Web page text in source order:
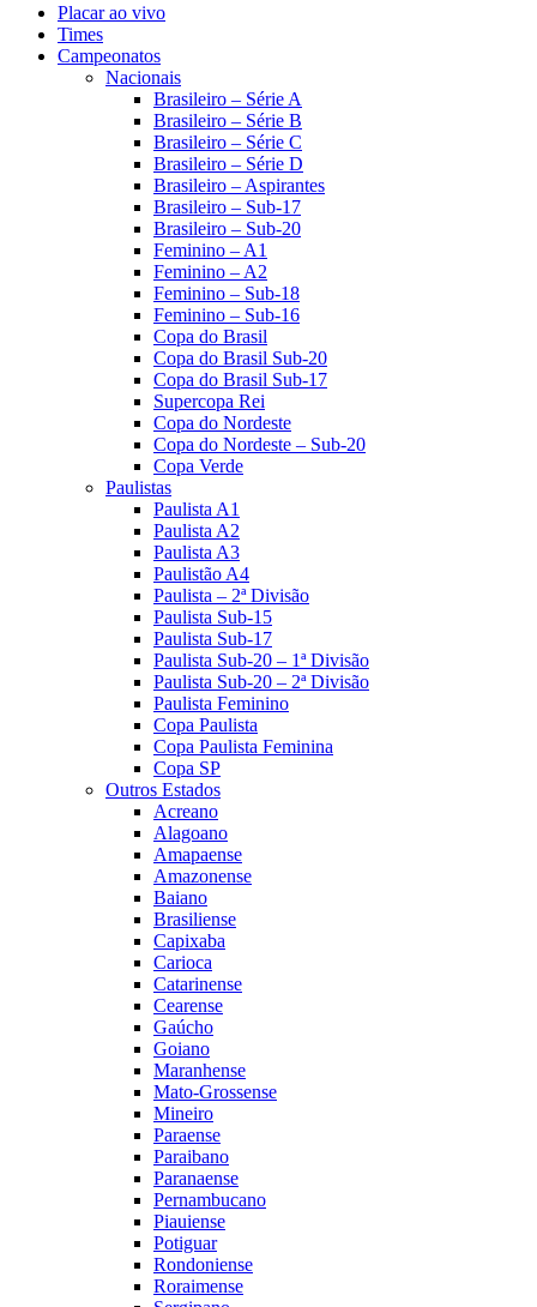
Placar ao vivo
Times
Campeonatos
Nacionais
Brasileiro – Série A
Brasileiro – Série B
Brasileiro – Série C
Brasileiro – Série D
Brasileiro – Aspirantes
Brasileiro – Sub-17
Brasileiro – Sub-20
Feminino – A1
Feminino – A2
Feminino – Sub-18
Feminino – Sub-16
Copa do Brasil
Copa do Brasil Sub-20
Copa do Brasil Sub-17
Supercopa Rei
Copa do Nordeste
Copa do Nordeste – Sub-20
Copa Verde
Paulistas
Paulista A1
Paulista A2
Paulista A3
Paulistão A4
Paulista – 2ª Divisão
Paulista Sub-15
Paulista Sub-17
Paulista Sub-20 – 1ª Divisão
Paulista Sub-20 – 2ª Divisão
Paulista Feminino
Copa Paulista
Copa Paulista Feminina
Copa SP
Outros Estados
Acreano
Alagoano
Amapaense
Amazonense
Baiano
Brasiliense
Capixaba
Carioca
Catarinense
Cearense
Gaúcho
Goiano
Maranhense
Mato-Grossense
Mineiro
Paraense
Paraibano
Paranaense
Pernambucano
Piauiense
Potiguar
Rondoniense
Roraimense